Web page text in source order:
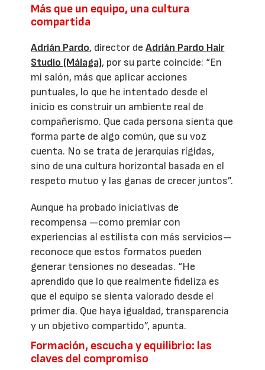
Más que un equipo, una cultura
compartida
Adrián Pardo, director deAdrián Pardo Hair
Studio (Málaga), por su parte coincide: “En
mi salón, más que aplicar acciones
puntuales, lo que he intentado desde el
inicio es construir un ambiente real de
compañerismo. Que cada persona sienta que
forma parte de algo común, que su voz
cuenta. No se trata de jerarquías rígidas,
sino de una cultura horizontal basada en el
respeto mutuo y las ganas de crecer juntos”.
Aunque ha probado iniciativas de
recompensa —como premiar con
experiencias al estilista con más servicios—
reconoce que estos formatos pueden
generar tensiones no deseadas. “He
aprendido que lo que realmente fideliza es
que el equipo se sienta valorado desde el
primer día. Que haya igualdad, transparencia
y un objetivo compartido”, apunta.
Formación, escucha y equilibrio: las
claves del compromiso